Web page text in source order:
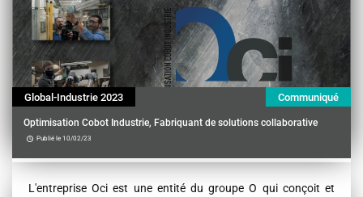
Global-Industrie 2023 Communiqué
Optimisation Cobot Industrie, Fabriquant de solutions collaborative
Publié le 10/02/23
Contenu
L'entreprise Oci est une entité du groupe O qui conçoit et